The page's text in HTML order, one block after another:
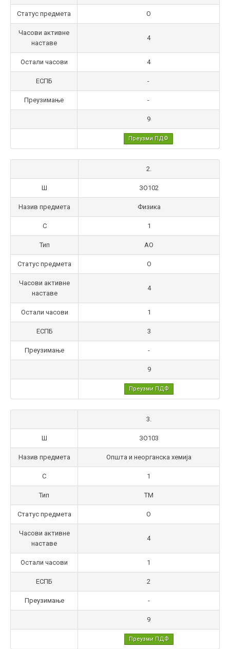
Статус предмета О
Часови активне
наставе
4
Остали часови 4
ЕСПБ -
Преузимање -
9
Преузми ПДФ
2.
Ш ЗО102
Назив предмета Физика
С 1
Тип АО
Статус предмета О
Часови активне
наставе
4
Остали часови 1
ЕСПБ 3
Преузимање -
9
Преузми ПДФ
3.
Ш ЗО103
Назив предмета Општа и неорганска хемија
С 1
Тип ТМ
Статус предмета О
Часови активне
наставе
4
Остали часови 1
ЕСПБ 2
Преузимање -
9
Преузми ПДФ